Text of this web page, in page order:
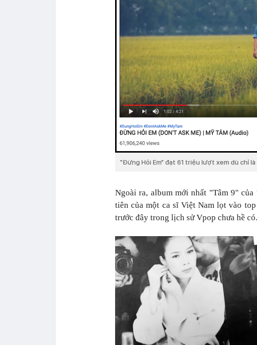
"Đừng Hỏi Em" đạt 61 triệu lượt xem dù chỉ là
Ngoài ra, album mới nhất "Tâm 9"
tiên của một ca sĩ Việt Nam lọt vào
trước đây trong lịch sử Vpop chưa hề có.